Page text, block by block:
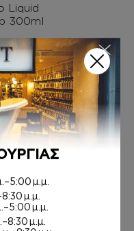
Liquid
300ml
€
μ.μ.
μ.μ.
μ.μ.
μ.μ.